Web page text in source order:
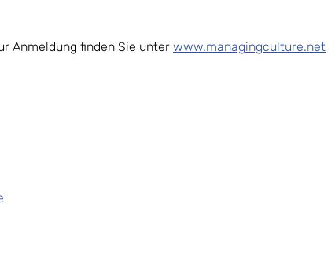
Anmeldung finden Sie unter www.managingculture.net